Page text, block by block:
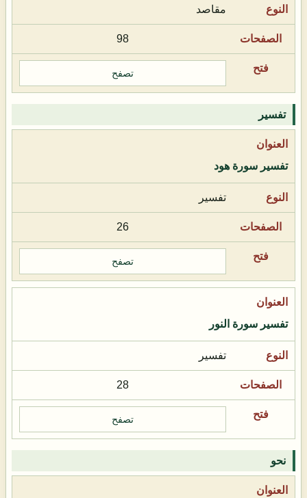
مقاصد
98
تصفح
تفسير
تفسير سورة هود
تفسير
26
تصفح
تفسير سورة النور
تفسير
28
تصفح
نحو